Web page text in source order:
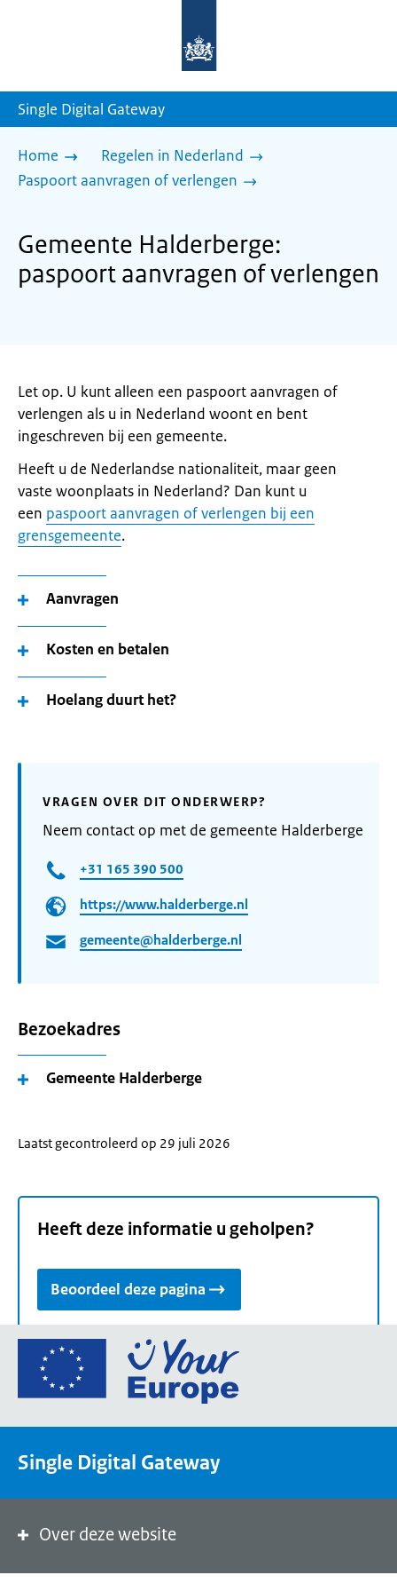
homepage
Single Digital Gateway
Home
Regelen in Nederland
Paspoort aanvragen of verlengen
Gemeente Halderberge:
paspoort aanvragen of verlengen
Let op. U kunt alleen een paspoort aanvragen of
verlengen als u in Nederland woont en bent
ingeschreven bij een gemeente.
Heeft u de Nederlandse nationaliteit, maar geen
vaste woonplaats in Nederland? Dan kunt u
een paspoort aanvragen of verlengen bij een
grensgemeente.
Aanvragen
Kosten en betalen
Hoelang duurt het?
VRAGEN OVER DIT ONDERWERP?
Neem contact op met de gemeente Halderberge
+31 165 390 500
https://www.halderberge.nl
gemeente@halderberge.nl
Bezoekadres
Gemeente Halderberge
Laatst gecontroleerd op 29 juli 2026
Heeft deze informatie u geholpen?
Beoordeel deze pagina
Ga
de
een
de
Single Digital Gateway
Over deze website